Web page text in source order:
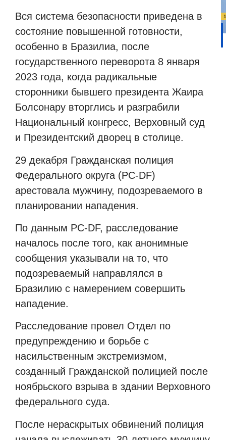
Вся система безопасности приведена в
состояние повышенной готовности,
особенно в Бразилиа, после
государственного переворота 8 января
2023 года, когда радикальные
сторонники бывшего президента Жаира
Болсонару вторглись и разграбили
Национальный конгресс, Верховный суд
и Президентский дворец в столице.
29 декабря Гражданская полиция
Федерального округа (PC-DF)
арестовала мужчину, подозреваемого в
планировании нападения.
По данным PC-DF, расследование
началось после того, как анонимные
сообщения указывали на то, что
подозреваемый направлялся в
Бразилию с намерением совершить
нападение.
Расследование провел Отдел по
предупреждению и борьбе с
насильственным экстремизмом,
созданный Гражданской полицией после
ноябрьского взрыва в здании Верховного
федерального суда.
После нераскрытых обвинений полиция